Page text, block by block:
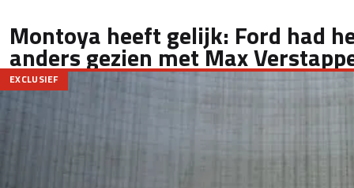
Montoya heeft gelijk: Ford had
anders gezien met Max
EXCLUSIEF